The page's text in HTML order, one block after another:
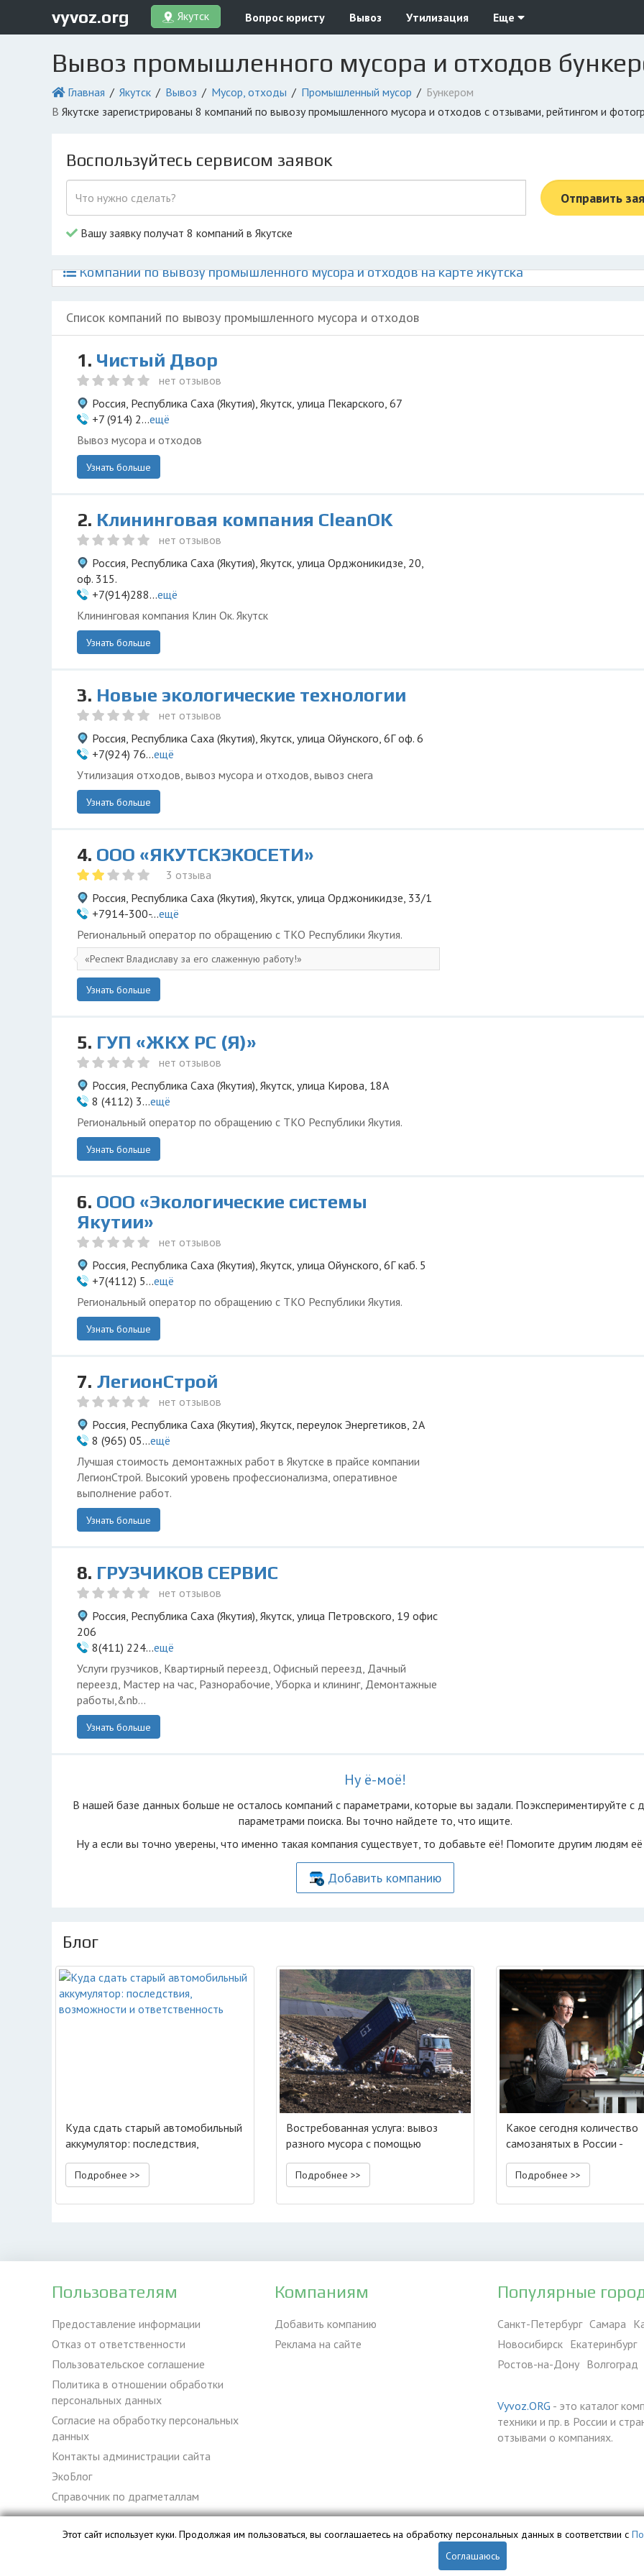
vyvoz.org Якутск Вопрос юристу Вывоз Утилизация Еще
Вывоз промышленного мусора и отходов
Главная Якутск Вывоз Мусор, отходы Промышленный мусор
Бункером
в Якутске зарегистрированы 8 компаний по вывозу промышленного мусора и отходов с отзывами, рейтингом и
Воспользуйтесь сервисом заявок
Отправить
Вашу заявку получат 8 компаний в Якутске
Компании по вывозу промышленного мусора и отходов на карте Якутска
Список компаний по вывозу промышленного мусора и отходов
1. Чистый Двор
нет отзывов
Россия, Республика Саха (Якутия), Якутск, улица Пекарского, 67
+7 (914) 2...ещё
Вывоз мусора и отходов
Узнать больше
2. Клининговая компания СleanOK
нет отзывов
Россия, Республика Саха (Якутия), Якутск, улица Орджоникидзе, 20,
оф. 315.
+7(914)288...ещё
Клининговая компания Клин Ок. Якутск
Узнать больше
3. Новые экологические технологии
нет отзывов
Россия, Республика Саха (Якутия), Якутск, улица Ойунского, 6Г оф. 6
+7(924) 76...ещё
Утилизация отходов, вывоз мусора и отходов, вывоз снега
Узнать больше
4. ООО «ЯКУТСКЭКОСЕТИ»
3 отзыва
Россия, Республика Саха (Якутия), Якутск, улица Орджоникидзе, 33/1
+7914-300-...ещё
Региональный оператор по обращению с ТКО Республики Якутия.
Респект Владиславу за его слаженную работу!
Узнать больше
5. ГУП «ЖКХ РС (Я)»
нет отзывов
Россия, Республика Саха (Якутия), Якутск, улица Кирова, 18А
8 (4112) 3...ещё
Региональный оператор по обращению с ТКО Республики Якутия.
Узнать больше
6. ООО «Экологические системы
Якутии»
нет отзывов
Россия, Республика Саха (Якутия), Якутск, улица Ойунского, 6Г каб. 5
+7(4112) 5...ещё
Региональный оператор по обращению с ТКО Республики Якутия.
Узнать больше
7. ЛегионСтрой
нет отзывов
Россия, Республика Саха (Якутия), Якутск, переулок Энергетиков, 2А
8 (965) 05...ещё
Лучшая стоимость демонтажных работ в Якутске в прайсе компании
ЛегионСтрой. Высокий уровень профессионализма, оперативное
выполнение работ.
Узнать больше
8. ГРУЗЧИКОВ СЕРВИС
нет отзывов
Россия, Республика Саха (Якутия), Якутск, улица Петровского, 19 офис
206
8(411) 224...ещё
Услуги грузчиков, Квартирный переезд, Офисный переезд, Дачный
переезд, Мастер на час, Разнорабочие, Уборка и клининг, Демонтажные
работы,&nb...
Узнать больше
Ну ё-моё!
В нашей базе данных больше не осталоcь компаний с параметрами, которые вы задали. Поэкспериментируйте с
параметрами поиска. Вы точно найдете то, что ищите.
Ну а если вы точно уверены, что именно такая компания существует, то добавьте её! Помогите другим людям
Добавить компанию
Блог
Куда сдать старый автомобильный
аккумулятор: последствия,
возможности и ответственность
Подробнее >>
Востребованная услуга: вывоз
разного мусора с помощью
специального транспорта
Подробнее >>
Какое сегодня количество
самозанятых в России -
разъяснения от менеджера
Рокет Ворк
Подробнее >>
Пользователям
Предоставление информации
Отказ от ответственности
Пользовательское соглашение
Политика в отношении обработки
персональных данных
Согласие на обработку персональных
данных
Контакты администрации сайта
ЭкоБлог
Справочник по драгметаллам
Компаниям
Добавить компанию
Реклама на сайте
Популярные
Санкт-Петербург Самара
Новосибирск Екатеринбург
Ростов-на-Дону Волгоград
Vyvoz.ORG - это каталог
техники и пр. в России и
отзывами о компаниях.
База данных сайта vyvoz.org является интеллектуальной собственностью ООО «Профит» и охраняется законом.
Этот сайт использует куки. Продолжая им пользоваться, вы сооглашаетесь на обработку персональных данных в соответствии с
Соглашаюсь